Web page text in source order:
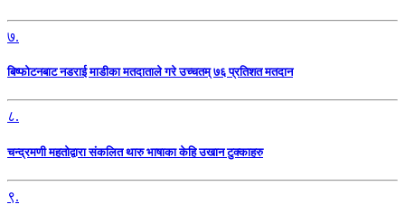
७.
बिष्फोटनबाट नडराई माडीका मतदाताले गरे उच्चतम् ७६ प्रतिशत मतदान
८.
चन्द्रमणी महतोद्वारा संकलित थारु भाषाका केहि उखान टुक्काहरु
९.